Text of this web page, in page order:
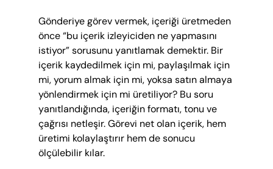
Gönderiye görev vermek, içeriği üretmeden
önce “bu içerik izleyiciden ne yapmasını
istiyor” sorusunu yanıtlamak demektir. Bir
içerik kaydedilmek için mi, paylaşılmak için
mi, yorum almak için mi, yoksa satın almaya
yönlendirmek için mi üretiliyor? Bu soru
yanıtlandığında, içeriğin formatı, tonu ve
çağrısı netleşir. Görevi net olan içerik, hem
üretimi kolaylaştırır hem de sonucu
ölçülebilir kılar.